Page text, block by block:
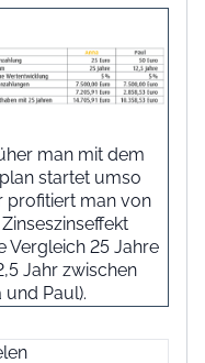
man mit dem
startet umso
profitiert man von
Vergleich 25 Jahre
Jahr zwischen
und Paul).